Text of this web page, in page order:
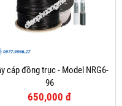
cáp đồng trục - Model NRG6-
96
650,000 đ